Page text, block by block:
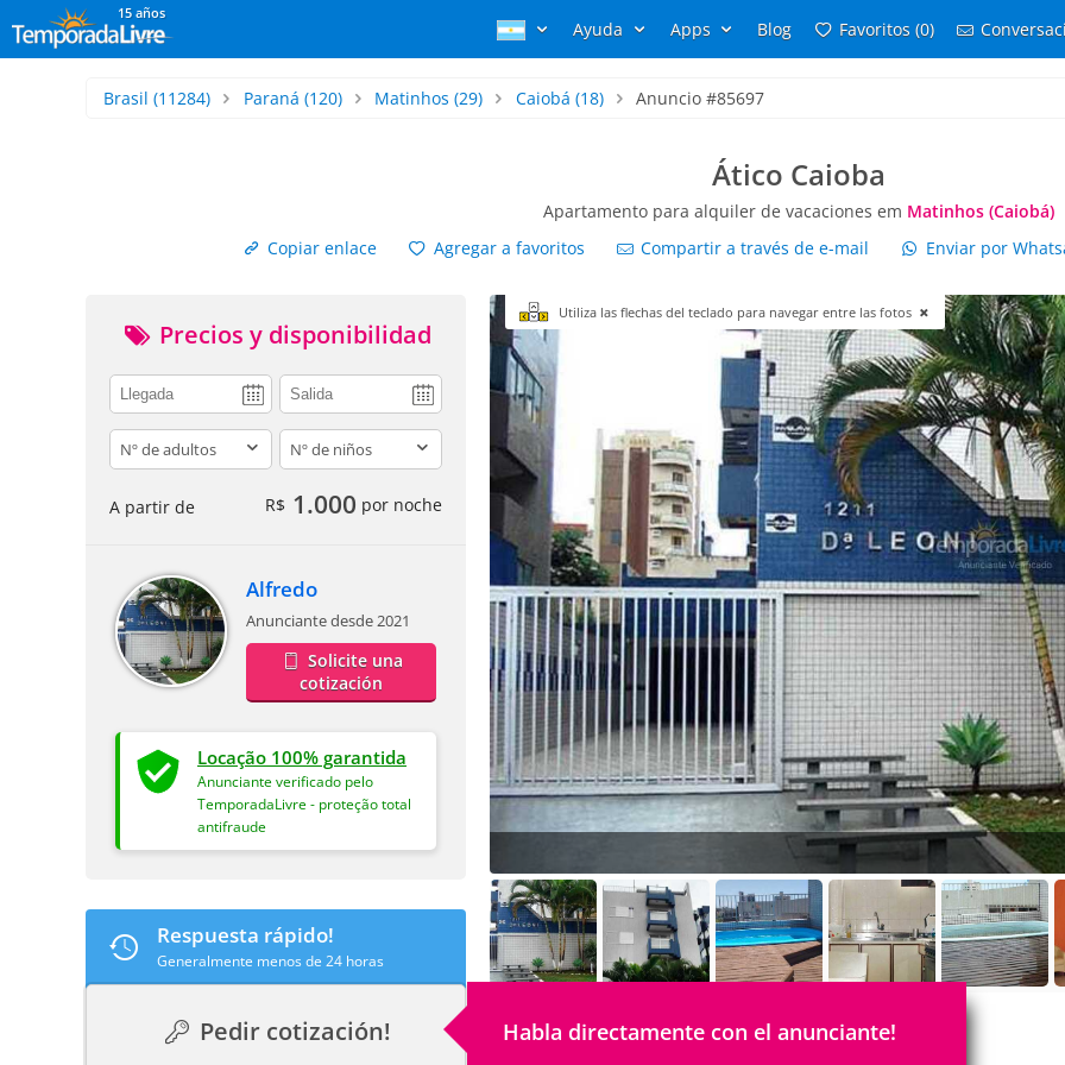
15 años
Ayuda Apps Blog Favoritos (0)
Brasil (11284) Paraná (120) Matinhos (29) Caiobá (18) Anuncio #85697
Ático Caioba
Apartamento para alquiler de vacaciones em Matinhos (Caiobá)
Copiar enlace
Agregar a favoritos Compartir a través de e-mail Enviar por
Precios y disponibilidad
adults children
A partir de R$ 1.000 por noche
Alfredo
Anunciante desde 2021
Solicite una
cotización
Locação 100% garantida
Anunciante verificado pelo
TemporadaLivre - proteção total
antifraude
Respuesta rápido!
Generalmente menos de 24 horas
Pedir cotización! Habla directamente con el anunciante!
Utiliza las flechas del teclado para navegar entre las fotos